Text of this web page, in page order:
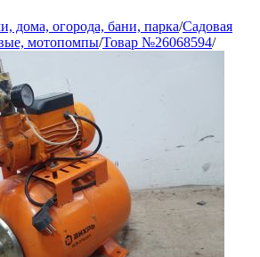
дома, огорода, бани, парка/Садовая
мотопомпы/Товар №26068594/